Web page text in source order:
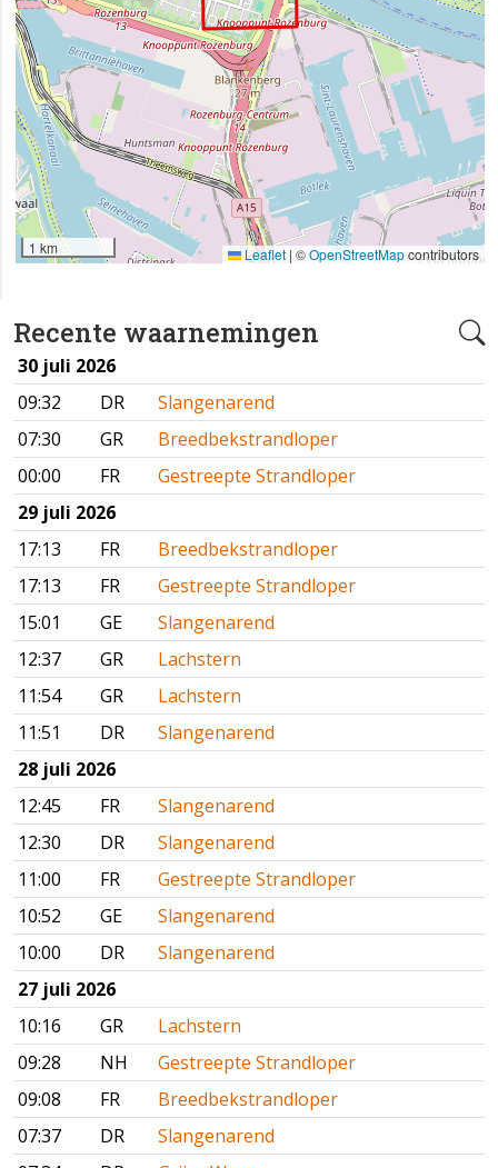
Recente waarnemingen
30 juli 2026
09:32
DR
Slangenarend
07:30
GR
Breedbekstrandloper
00:00
FR
Gestreepte Strandloper
29 juli 2026
17:13
FR
Breedbekstrandloper
17:13
FR
Gestreepte Strandloper
15:01
GE
Slangenarend
12:37
GR
Lachstern
11:54
GR
Lachstern
11:51
DR
Slangenarend
28 juli 2026
12:45
FR
Slangenarend
12:30
DR
Slangenarend
11:00
FR
Gestreepte Strandloper
10:52
GE
Slangenarend
10:00
DR
Slangenarend
27 juli 2026
10:16
GR
Lachstern
09:28
NH
Gestreepte Strandloper
09:08
FR
Breedbekstrandloper
07:37
DR
Slangenarend
1 km Leaflet | ©OpenStreetMapcontributors